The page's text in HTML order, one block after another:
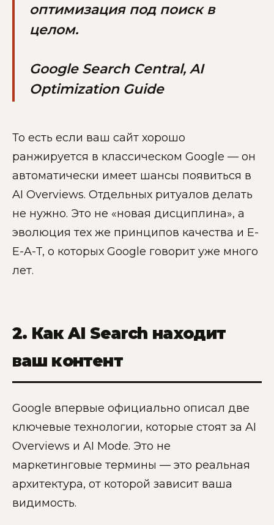
оптимизация под поиск в
целом.
Google Search Central, AI
Optimization Guide
То есть если ваш сайт хорошо
ранжируется в классическом Google — он
автоматически имеет шансы появиться в
AI Overviews. Отдельных ритуалов делать
не нужно. Это не «новая дисциплина», а
эволюция тех же принципов качества и E-
E-A-T, о которых Google говорит уже много
лет.
2. Как AI Search находит
ваш контент
Google впервые официально описал две
ключевые технологии, которые стоят за AI
Overviews и AI Mode. Это не
маркетинговые термины — это реальная
архитектура, от которой зависит ваша
видимость.